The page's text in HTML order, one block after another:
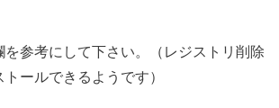
参考にして下さい。（レジストリ削除
ールできるようです）